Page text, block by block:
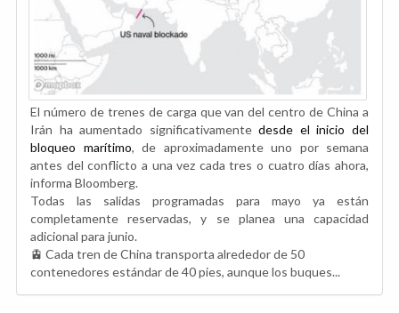
El número de trenes de carga que van del centro de China a
Irán ha aumentado significativamentedesde el inicio del
bloqueo marítimo, de aproximadamente uno por semana
antes del conflicto a una vez cada tres o cuatro días ahora,
informa Bloomberg.
Todas las salidas programadas para mayo ya están
completamente reservadas, y se planea una capacidad
adicional para junio.
🚊 Cada tren de China transporta alrededor de 50
contenedores estándar de 40 pies, aunque los buques...